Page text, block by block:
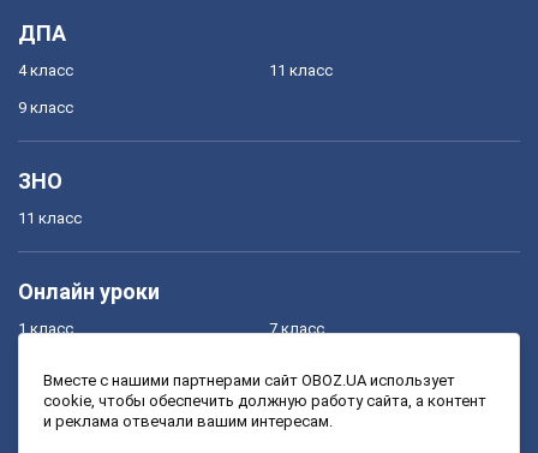
ДПА
4 класс
9 класс
11 класс
ЗНО
11 класс
Онлайн уроки
1 класс
3 класс
7 класс
9 класс
Вместе с нашими партнерами сайт OBOZ.UA использует
cookie, чтобы обеспечить должную работу сайта, а контент
и реклама отвечали вашим интересам.